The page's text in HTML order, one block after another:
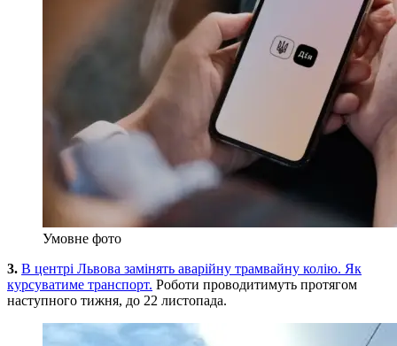
Умовне фото
3. В центрі Львова замінять аварійну трамвайну колію. Як
курсуватиме транспорт. Роботи проводитимуть протягом
наступного тижня, до 22 листопада.